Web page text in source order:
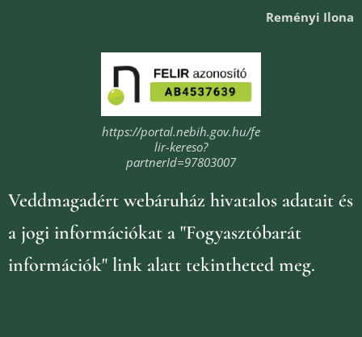
Reményi Ilona
https://portal.nebih.gov.hu/fe
lir-kereso?
partnerId=97803007
Veddmagadért webáruház hivatalos adatait és
a jogi információkat a "Fogyasztóbarát
információk" link alatt tekintheted meg.